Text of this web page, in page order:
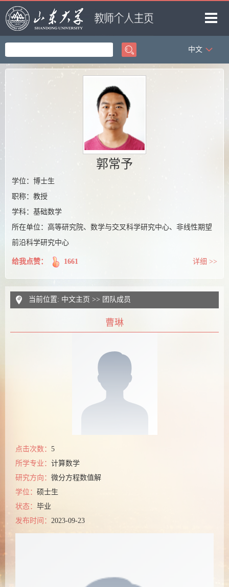
首页
中文
郭常予
学位：博士生
职称：教授
学科：基础数学
所在单位：高等研究院、数学与交叉科学研究中心、非线性期望
前沿科学研究中心
给我点赞： 1661 详细 >>
当前位置: 中文主页 >> 团队成员
曹琳
点击次数： 5
所学专业： 计算数学
研究方向： 微分方程数值解
学位： 硕士生
状态： 毕业
发布时间： 2023-09-23